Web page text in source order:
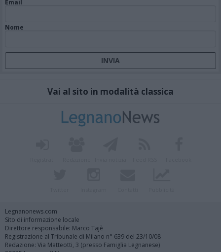
Email
Nome
Vai al sito in modalità classica
Legnanonews.com
Sito di informazione locale
Direttore responsabile: Marco Tajè
Registrazione al Tribunale di Milano n° 639 del 23/10/08
Redazione: Via Matteotti, 3 (presso Famiglia Legnanese)